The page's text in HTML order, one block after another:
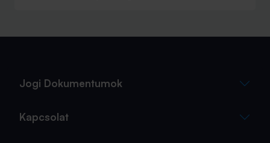
Jogi Dokumentumok
Kapcsolat